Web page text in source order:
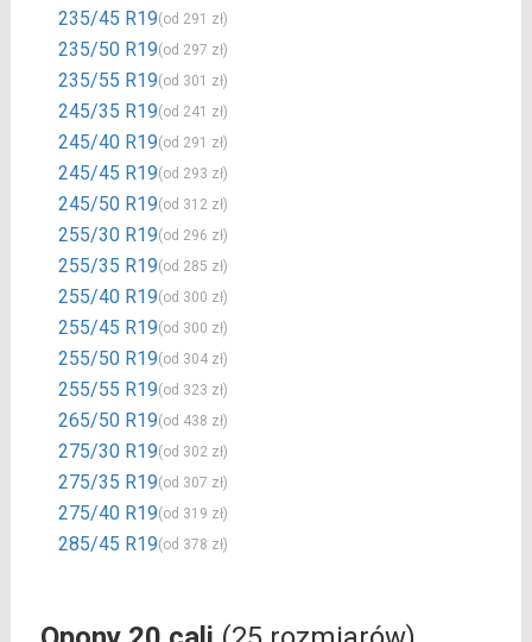
235/45 R19(od 291 zł)
235/50 R19(od 297 zł)
235/55 R19(od 301 zł)
245/35 R19(od 241 zł)
245/40 R19(od 291 zł)
245/45 R19(od 293 zł)
245/50 R19(od 312 zł)
255/30 R19(od 296 zł)
255/35 R19(od 285 zł)
255/40 R19(od 300 zł)
255/45 R19(od 300 zł)
255/50 R19(od 304 zł)
255/55 R19(od 323 zł)
265/50 R19(od 438 zł)
275/30 R19(od 302 zł)
275/35 R19(od 307 zł)
275/40 R19(od 319 zł)
285/45 R19(od 378 zł)